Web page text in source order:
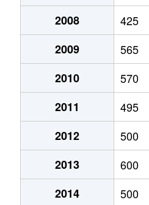
江刺八日町
100万円
江刺八日町
1,200
江刺八日町
1,200
50万円
500万円
500万円
前沢あすか通
790万円
2008
425
2009
565
2010
570
2011
495
2012
500
2013
600
2014
500